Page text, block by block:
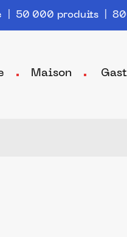
| 50 000 produits |
Maison